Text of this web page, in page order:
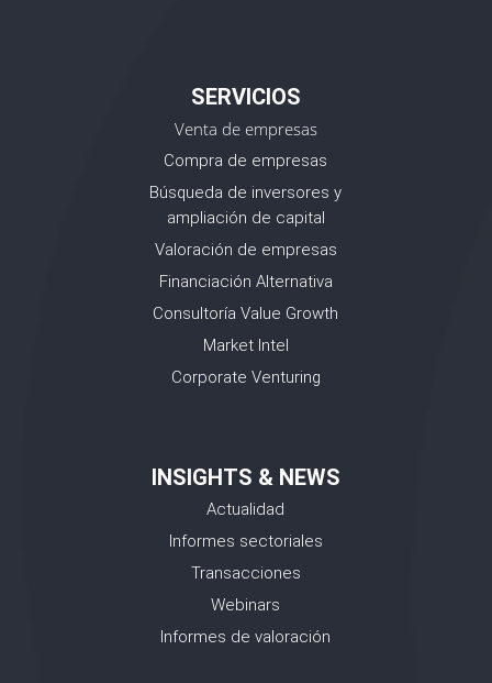
SERVICIOS
Venta de empresas
Compra de empresas
Búsqueda de inversores y
ampliación de capital
Valoración de empresas
Financiación Alternativa
Consultoría Value Growth
Market Intel
Corporate Venturing
INSIGHTS & NEWS
Actualidad
Informes sectoriales
Transacciones
Webinars
Informes de valoración